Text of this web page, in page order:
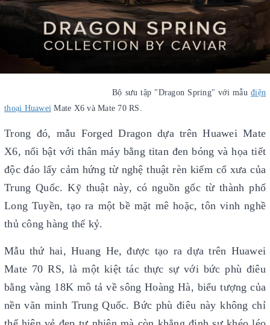
Bộ sưu tập "Dragon Spring" với mẫuđiện
thoại Huawei Mate X6 và Mate 70 RS.
Trong đó, mẫu Forged Dragon dựa trên Huawei Mate
X6, nổi bật với thân máy bằng titan đen bóng và họa tiết
độc đáo lấy cảm hứng từ nghệ thuật rèn kiếm cổ xưa của
Trung Quốc. Kỹ thuật này, có nguồn gốc từ thành phố
Long Tuyền, tạo ra một bề mặt mê hoặc, tôn vinh nghề
thủ công hàng thế kỷ.
Mẫu thứ hai, Huang He, được tạo ra dựa trên Huawei
Mate 70 RS, là một kiệt tác thực sự với bức phù điêu
bằng vàng 18K mô tả về sông Hoàng Hà, biểu tượng của
nền văn minh Trung Quốc. Bức phù điêu này không chỉ